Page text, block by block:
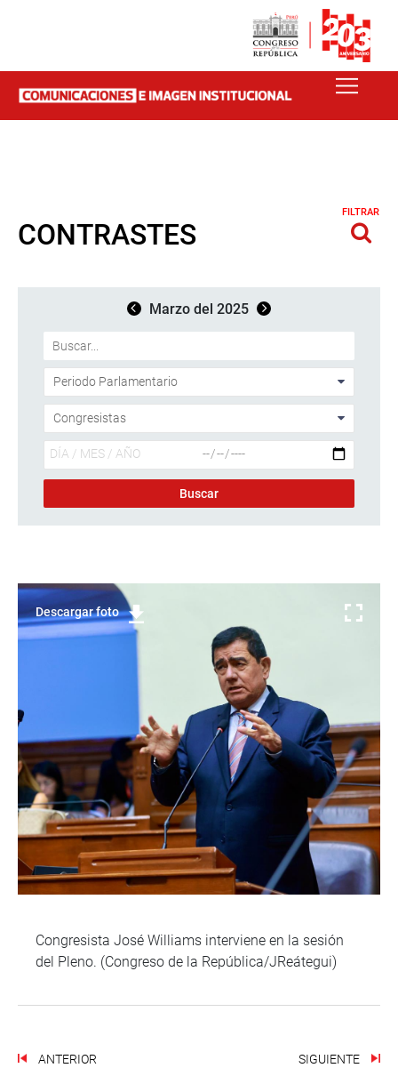
CONTRASTES
FILTRAR
Marzo del 2025
Descargar foto
Congresista José Williams interviene en la sesión
del Pleno. (Congreso de la República/JReátegui)
ANTERIOR SIGUIENTE